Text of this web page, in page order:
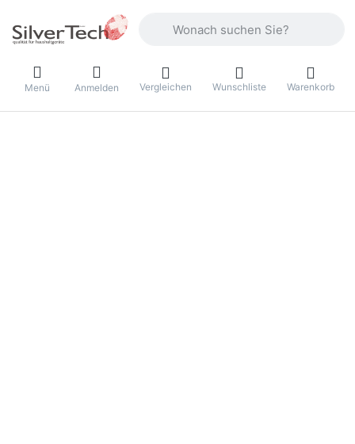
Menü Anmelden Vergleichen Wunschliste Warenkorb